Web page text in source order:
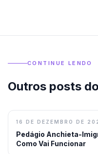
CONTINUE LENDO
Outros posts
16 DE DEZEMBRO DE
Pedágio Anchieta-
Como Vai Funcionar